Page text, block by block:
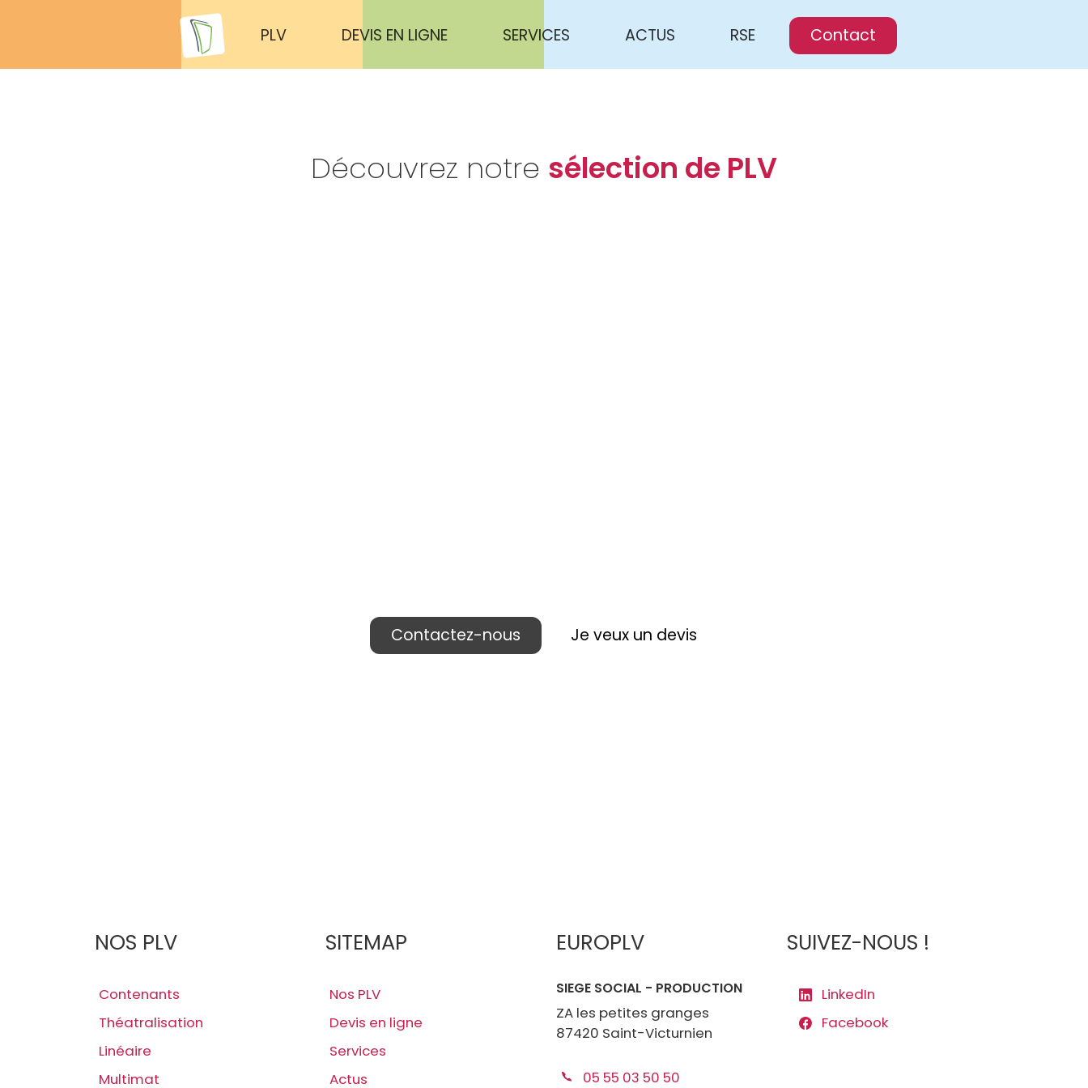
PLV DEVIS EN LIGNE SERVICES ACTUS RSE Contact
Découvrez notre sélection de PLV
Contactez-nous Je veux un devis
NOS PLV
Contenants
Théatralisation
Linéaire
Multimat
SITEMAP
Nos PLV
Devis en ligne
Services
Actus
EUROPLV
SIEGE SOCIAL - PRODUCTION
ZA les petites granges
87420 Saint-Victurnien
05 55 03 50 50
SUIVEZ-NOUS !
LinkedIn
Facebook